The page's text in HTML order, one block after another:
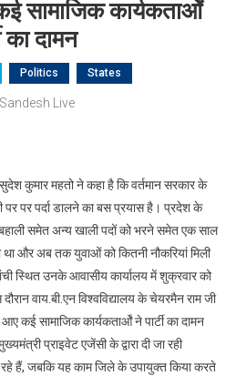
सामाजिक कार्यकतार्ओं
का दामन
Politics States
Live
कुमार महतो ने कहा है कि वर्तमान सरकार के
पर पर पर्दा डालने का बस प्रयास है। प्रदेश के
समेत अन्य खाली पदों को भरने समेत एक साल
था और अब तक युवाओं को कितनी नौकरियां मिली
स्थित उनके आवासीय कार्यालय में शुक्रवार को
वाय.बी.एन विश्वविद्यालय के चेयरमैन राम जी
कई सामाजिक कार्यकतार्ओं ने पार्टी का दामन
प्राइवेट एजेंसी के द्वारा दी जा रही
हैं, जबकि यह काम जिले के उपायुक्त किया करते